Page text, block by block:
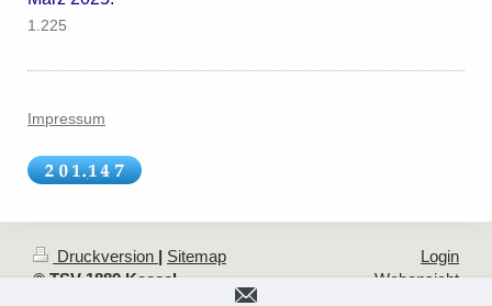
1.225
Impressum
Druckversion | Sitemap
© TSV 1889 Kassel-
Login
Webansicht